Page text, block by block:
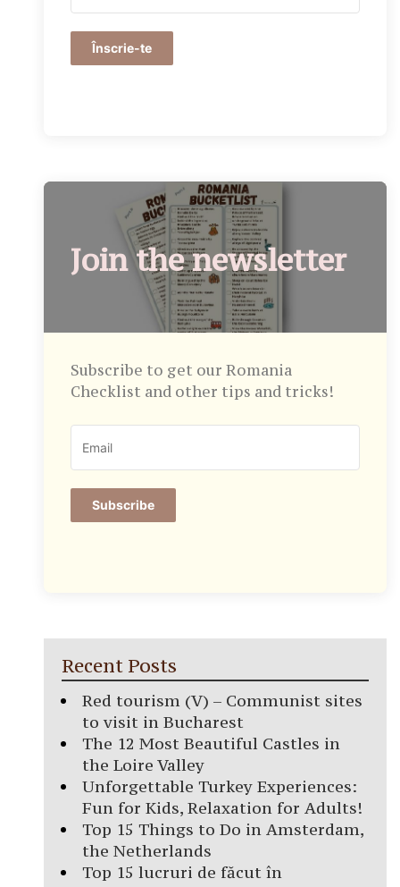
Înscrie-te
Join the newsletter
Subscribe to get our Romania
Checklist and other tips and tricks!
Subscribe
Recent Posts
Red tourism (V) – Communist sites
to visit in Bucharest
The 12 Most Beautiful Castles in
the Loire Valley
Unforgettable Turkey Experiences:
Fun for Kids, Relaxation for Adults!
Top 15 Things to Do in Amsterdam,
the Netherlands
Top 15 lucruri de făcut în